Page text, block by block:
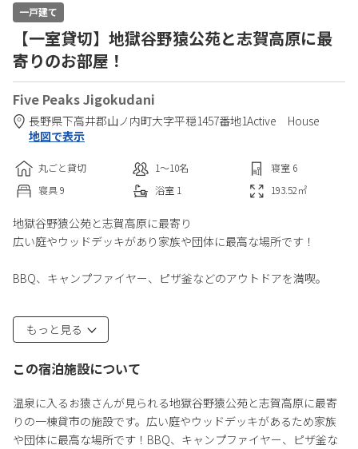
一戸建て
【一室貸切】地獄谷野猿公苑と志賀高原に最
寄りのお部屋！
Five Peaks Jigokudani
長野県下高井郡山ノ内町大字平穏1457番地1Active House
地図で表示
丸ごと貸切 1〜10名 寝室 6
寝具9 浴室 1 193.52㎡
地獄谷野猿公苑と志賀高原に最寄り
広い庭やウッドデッキがあり家族や団体に最高な場所です！
BBQ、キャンプファイヤー、ピザ釜などのアウトドアを満喫。
一階は和室２部屋、リビング、ダイニング、キッチン、お風呂、
トイレ、
長野電鉄湯田中駅から車で5分。北陸新幹線飯山駅から車で25分。
北陸新幹線長野駅から車で45分。
もっと見る
この宿泊施設について
温泉に入るお猿さんが見られる地獄谷野猿公苑と志賀高原に最寄
りの一棟貸市の施設です。広い庭やウッドデッキがあるため家族
や団体に最高な場所です！BBQ、キャンプファイヤー、ピザ釜な